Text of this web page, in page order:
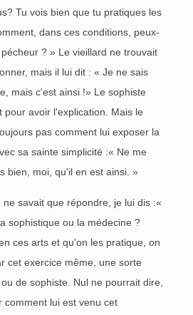
Tu vois bien que tu pratiques les
dans ces conditions, peux-
? » Le vieillard ne trouvait
mais il lui dit : « Je ne sais
mais c'est ainsi !» Le sophiste
pour avoir l'explication. Mais le
pas comment lui exposer la
sa sainte simplicité :« Ne me
bien, moi, qu'il en est ainsi. »
ne savait que répondre, je lui dis :«
sophistique ou la médecine ?
ces arts et qu'on les pratique, on
cet exercice même, une sorte
de sophiste. Nul ne pourrait dire,
comment lui est venu cet